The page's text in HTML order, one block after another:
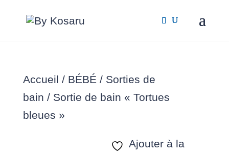
Accueil / BÉBÉ / Sorties de
bain / Sortie de bain « Tortues
bleues »
Ajouter à la